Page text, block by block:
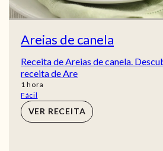
Areias de canela
Receita de Areias de canela.
receita de Are
1 hora
hora
Fácil
VER RECEITA